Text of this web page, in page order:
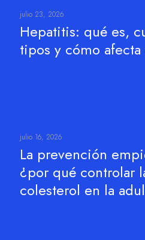
julio 23, 2026
Hepatitis: qué es,
tipos y cómo
julio 16, 2026
La prevención
¿por qué controlar
colesterol en la